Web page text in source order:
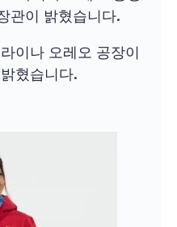
이나 오레오 공장이
혔습니다.